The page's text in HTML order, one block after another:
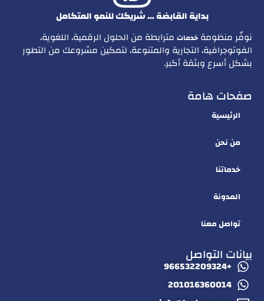
بداية القابضة … شريكك للنمو المتكامل
نوفّر منظومة خدمات مترابطة من الحلول الرقمية، اللغوية،
الفوتوجرافية، التجارية والمتنوعة، لتمكين مشروعك من التطور
بشكل أسرع وبثقة أكبر.
صفحات هامة
الرئيسية
من نحن
خدماتنا
المدونة
تواصل معنا
بيانات التواصل
+966532209324
201016360014